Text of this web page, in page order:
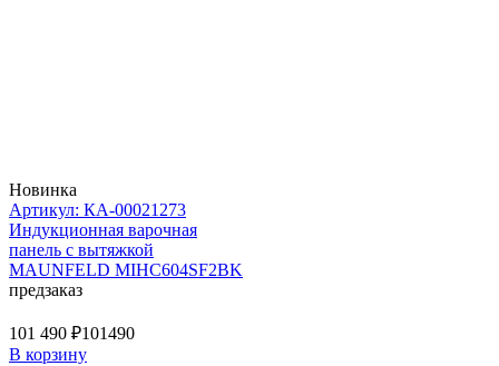
Новинка
Артикул: КА-00021273
Индукционная варочная
панель с вытяжкой
MAUNFELD MIHC604SF2BK
предзаказ
101 490 ₽101490
В корзину